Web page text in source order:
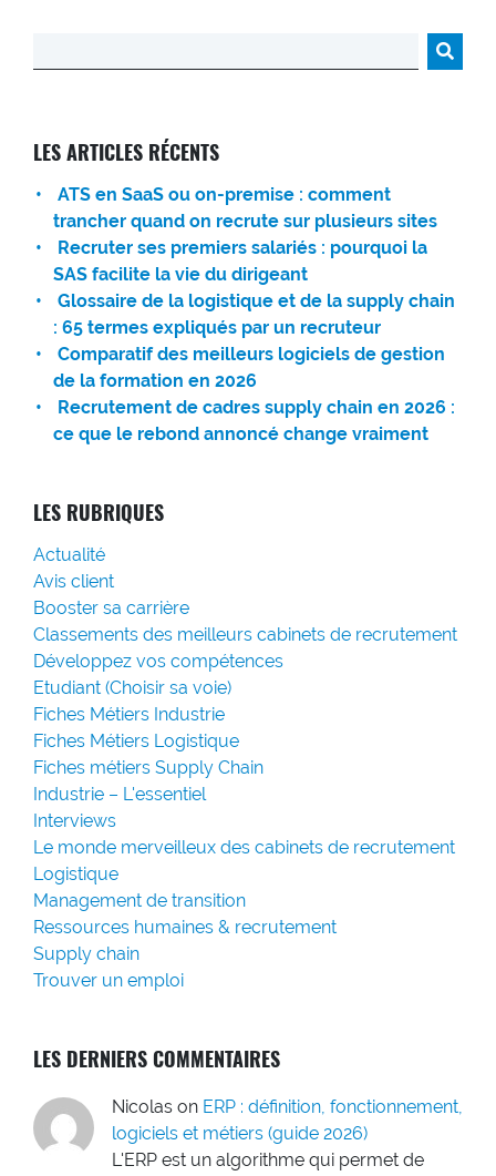
LES ARTICLES RÉCENTS
ATS en SaaS ou on-premise : comment
trancher quand on recrute sur plusieurs sites
Recruter ses premiers salariés : pourquoi la
SAS facilite la vie du dirigeant
Glossaire de la logistique et de la supply chain
: 65 termes expliqués par un recruteur
Comparatif des meilleurs logiciels de gestion
de la formation en 2026
Recrutement de cadres supply chain en 2026 :
ce que le rebond annoncé change vraiment
LES RUBRIQUES
Actualité
Avis client
Booster sa carrière
Classements des meilleurs cabinets de recrutement
Développez vos compétences
Etudiant (Choisir sa voie)
Fiches Métiers Industrie
Fiches Métiers Logistique
Fiches métiers Supply Chain
Industrie – L'essentiel
Interviews
Le monde merveilleux des cabinets de recrutement
Logistique
Management de transition
Ressources humaines & recrutement
Supply chain
Trouver un emploi
LES DERNIERS COMMENTAIRES
Nicolas on ERP : définition, fonctionnement,
logiciels et métiers (guide 2026)
L'ERP est un algorithme qui permet de